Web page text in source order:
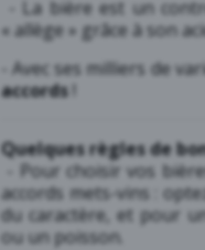
- La bière est un
« allège » grâce à son
- Avec ses milliers de
accords!
Quelques règles de
- Pour choisir vos
accords mets-vins :
du caractère, et pour
ou un poisson.